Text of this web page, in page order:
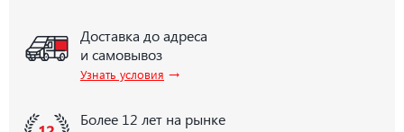
Доставка до адреса
и самовывоз
Узнать условия →
Более 12 лет на рынке